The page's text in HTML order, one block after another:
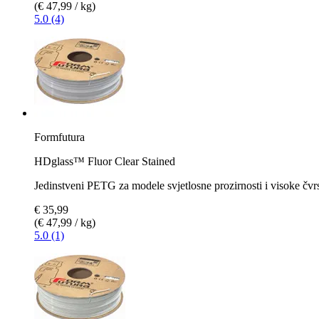
(€ 47,99 / kg)
5.0 (4)
Formfutura
HDglass™ Fluor Clear Stained
Jedinstveni PETG za modele svjetlosne prozirnosti i visoke
€ 35,99
(€ 47,99 / kg)
5.0 (1)